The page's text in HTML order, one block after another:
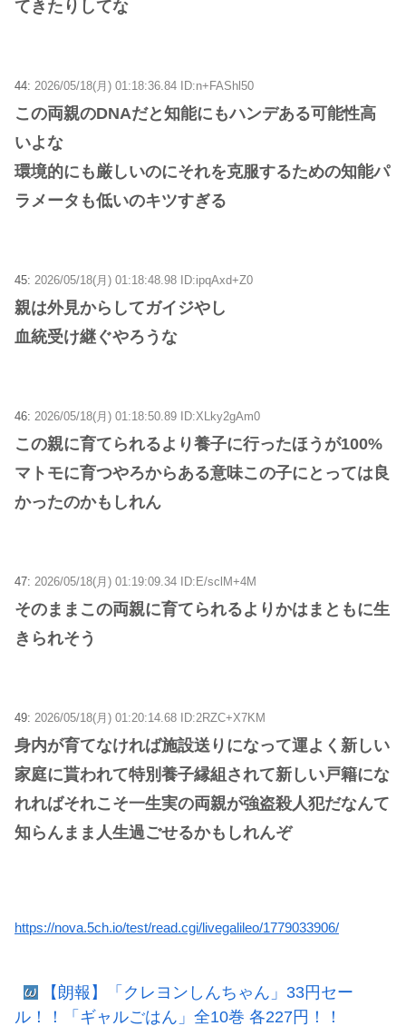
てきたりしてな
44: 2026/05/18(月) 01:18:36.84 ID:n+FAShl50
この両親のDNAだと知能にもハンデある可能性高
いよな
環境的にも厳しいのにそれを克服するための知能パ
ラメータも低いのキツすぎる
45: 2026/05/18(月) 01:18:48.98 ID:ipqAxd+Z0
親は外見からしてガイジやし
血統受け継ぐやろうな
46: 2026/05/18(月) 01:18:50.89 ID:XLky2gAm0
この親に育てられるより養子に行ったほうが100%
マトモに育つやろからある意味この子にとっては良
かったのかもしれん
47: 2026/05/18(月) 01:19:09.34 ID:E/sclM+4M
そのままこの両親に育てられるよりかはまともに生
きられそう
49: 2026/05/18(月) 01:20:14.68 ID:2RZC+X7KM
身内が育てなければ施設送りになって運よく新しい
家庭に貰われて特別養子縁組されて新しい戸籍にな
れればそれこそ一生実の両親が強盗殺人犯だなんて
知らんまま人生過ごせるかもしれんぞ
https://nova.5ch.io/test/read.cgi/livegalileo/1779033906/
【朗報】「クレヨンしんちゃん」33円セー
ル！！「ギャルごはん」全10巻 各227円！！